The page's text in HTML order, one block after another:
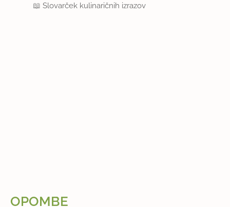
📖Slovarček kulinaričnih izrazov
OPOMBE